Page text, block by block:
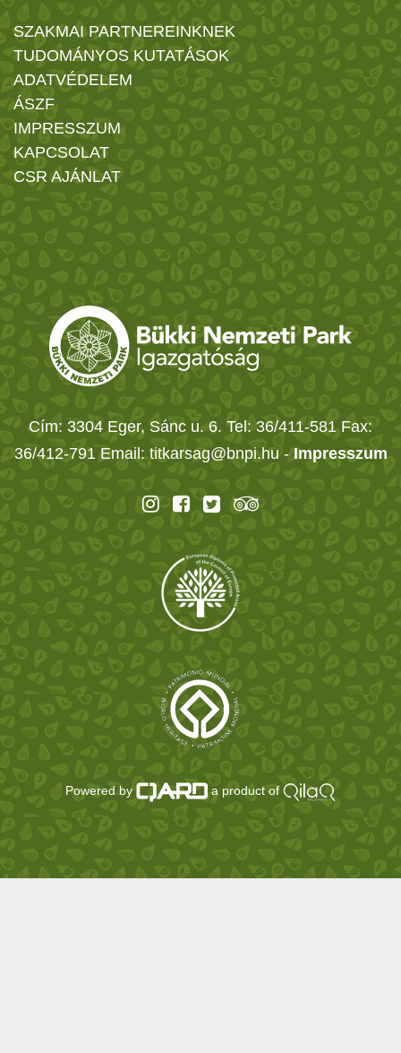
SZAKMAI PARTNEREINKNEK
TUDOMÁNYOS KUTATÁSOK
ADATVÉDELEM
ÁSZF
IMPRESSZUM
KAPCSOLAT
CSR AJÁNLAT
Cím: 3304 Eger, Sánc u. 6. Tel: 36/411-581 Fax:
36/412-791 Email: titkarsag@bnpi.hu - Impresszum
Powered by a product of